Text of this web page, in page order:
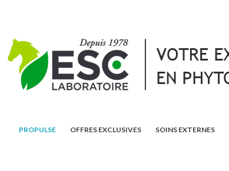
PROPULSE OFFRES EXCLUSIVES SOINS EXTERNES